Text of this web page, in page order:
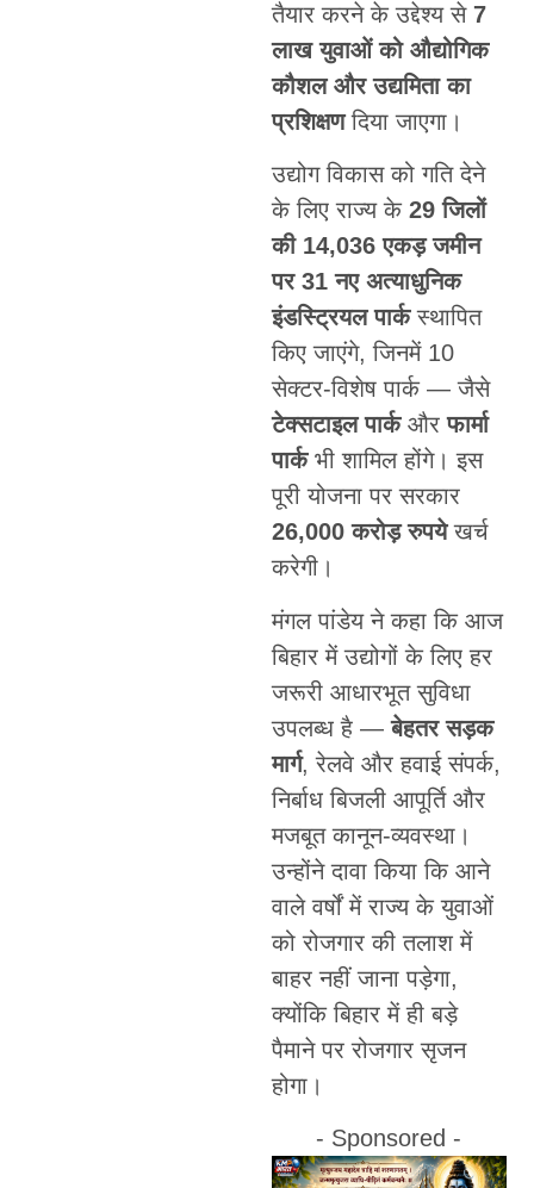
तैयार करने के उद्देश्य से 7
लाख युवाओं को औद्योगिक
कौशल और उद्यमिता का
प्रशिक्षणदिया जाएगा।
उद्योग विकास को गति देने
के लिए राज्य के 29 जिलों
की 14,036 एकड़ जमीन
पर 31 नए अत्याधुनिक
इंडस्ट्रियल पार्कस्थापित
किए जाएंगे, जिनमें 10
सेक्टर-विशेष पार्क — जैसे
टेक्सटाइल पार्कऔरफार्मा
पार्कभी शामिल होंगे। इस
पूरी योजना पर सरकार
26,000 करोड़ रुपयेखर्च
करेगी।
मंगल पांडेय ने कहा कि आज
बिहार में उद्योगों के लिए हर
जरूरी आधारभूत सुविधा
उपलब्ध है —बेहतर सड़क
मार्ग, रेलवे और हवाई संपर्क,
निर्बाध बिजली आपूर्ति और
मजबूत कानून-व्यवस्था।
उन्होंने दावा किया कि आने
वाले वर्षों में राज्य के युवाओं
को रोजगार की तलाश में
बाहर नहीं जाना पड़ेगा,
क्योंकि बिहार में ही बड़े
पैमाने पर रोजगार सृजन
होगा।
- Sponsored -